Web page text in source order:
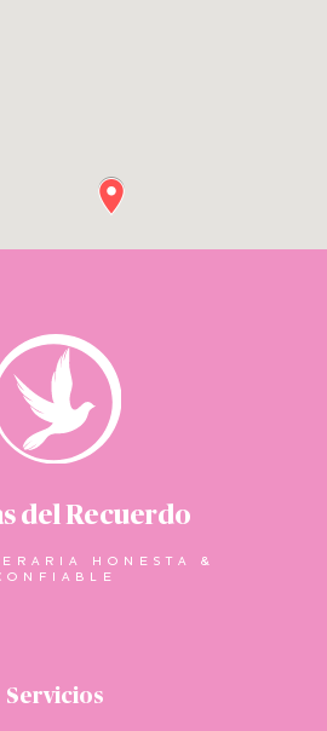
del Recuerdo
HONESTA &
Servicios